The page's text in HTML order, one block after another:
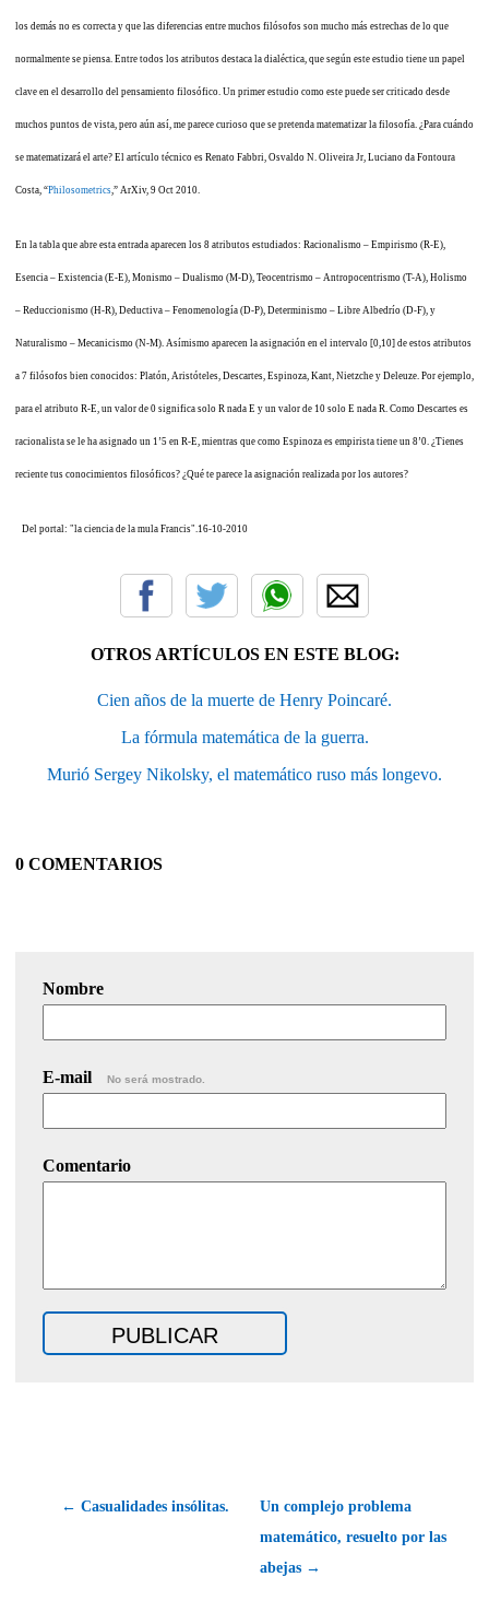
los demás no es correcta y que las diferencias entre muchos filósofos son mucho más estrechas de lo que
normalmente se piensa. Entre todos los atributos destaca la dialéctica, que según este estudio tiene un papel
clave en el desarrollo del pensamiento filosófico. Un primer estudio como este puede ser criticado desde
muchos puntos de vista, pero aún así, me parece curioso que se pretenda matematizar la filosofía. ¿Para cuándo
se matematizará el arte? El artículo técnico es Renato Fabbri, Osvaldo N. Oliveira Jr, Luciano da Fontoura
Costa, “Philosometrics ,” ArXiv, 9 Oct 2010.
En la tabla que abre esta entrada aparecen los 8 atributos estudiados: Racionalismo – Empirismo (R-E),
Esencia – Existencia (E-E), Monismo – Dualismo (M-D), Teocentrismo – Antropocentrismo (T-A), Holismo
– Reduccionismo (H-R), Deductiva – Fenomenología (D-P), Determinismo – Libre Albedrío (D-F), y
Naturalismo – Mecanicismo (N-M). Asímismo aparecen la asignación en el intervalo [0,10] de estos atributos
a 7 filósofos bien conocidos: Platón, Aristóteles, Descartes, Espinoza, Kant, Nietzche y Deleuze. Por ejemplo,
para el atributo R-E, un valor de 0 significa solo R nada E y un valor de 10 solo E nada R. Como Descartes es
racionalista se le ha asignado un 1’5 en R-E, mientras que como Espinoza es empirista tiene un 8’0. ¿Tienes
reciente tus conocimientos filosóficos? ¿Qué te parece la asignación realizada por los autores?
Del portal: "la ciencia de la mula Francis".16-10-2010
OTROS ARTÍCULOS EN ESTE BLOG:
Cien años de la muerte de Henry Poincaré.
La fórmula matemática de la guerra.
Murió Sergey Nikolsky, el matemático ruso más longevo.
0 COMENTARIOS
Nombre
E-mail No será mostrado.
Comentario
← Casualidades insólitas.
Un complejo problema
matemático, resuelto por las
abejas →